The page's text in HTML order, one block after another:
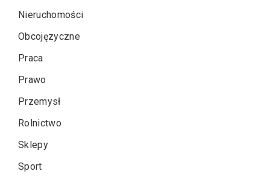
Nieruchomości
Obcojęzyczne
Praca
Prawo
Przemysł
Rolnictwo
Sklepy
Sport